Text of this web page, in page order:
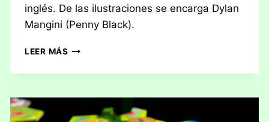
inglés. De las ilustraciones se encarga Dylan
Mangini (Penny Black).
LEER MÁS RESEÑA:
DE